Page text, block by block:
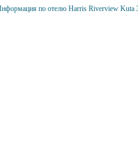
по отелю Harris Riverview Kuta